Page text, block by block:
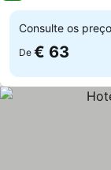
Consulte os
De € 63